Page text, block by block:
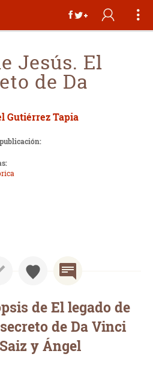
Jesús. El
de Da
Gutiérrez Tapia
de El legado de
de Da Vinci
y Ángel